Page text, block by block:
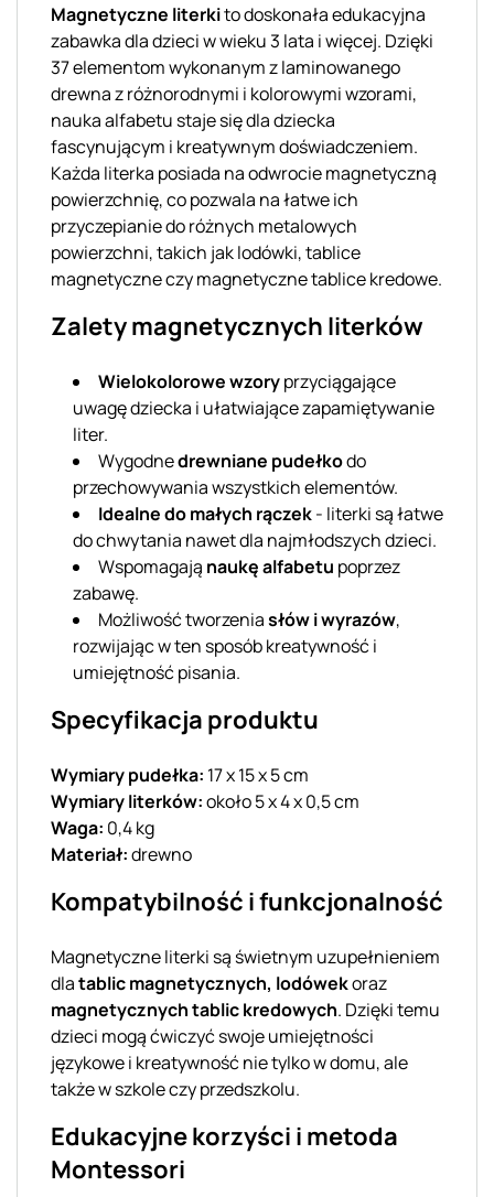
Magnetyczne literkito doskonała edukacyjna
zabawka dla dzieci w wieku 3 lata i więcej. Dzięki
37 elementom wykonanym z laminowanego
drewna z różnorodnymi i kolorowymi wzorami,
nauka alfabetu staje się dla dziecka
fascynującym i kreatywnym doświadczeniem.
Każda literka posiada na odwrocie magnetyczną
powierzchnię, co pozwala na łatwe ich
przyczepianie do różnych metalowych
powierzchni, takich jak lodówki, tablice
magnetyczne czy magnetyczne tablice kredowe.
Zalety magnetycznych literków
Wielokolorowe wzoryprzyciągające
uwagę dziecka i ułatwiające zapamiętywanie
liter.
Wygodnedrewniane pudełkodo
przechowywania wszystkich elementów.
Idealne do małych rączek- literki są łatwe
do chwytania nawet dla najmłodszych dzieci.
Wspomagają naukę alfabetu poprzez
zabawę.
Możliwość tworzeniasłów i wyrazów,
rozwijając w ten sposób kreatywność i
umiejętność pisania.
Specyfikacja produktu
Wymiary pudełka: 17 x 15 x 5 cm
Wymiary literków:około 5 x 4 x 0,5 cm
Waga: 0,4 kg
Materiał:drewno
Kompatybilność i funkcjonalność
Magnetyczne literki są świetnym uzupełnieniem
dlatablic magnetycznych, lodówekoraz
magnetycznych tablic kredowych. Dzięki temu
dzieci mogą ćwiczyć swoje umiejętności
językowe i kreatywność nie tylko w domu, ale
także w szkole czy przedszkolu.
Edukacyjne korzyści i metoda
Montessori